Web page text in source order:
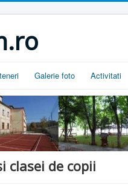
Galerie foto Activitati
clasei de copii